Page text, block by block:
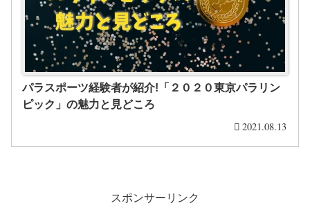
パラスポーツ経験者が紹介!「２０２０東京パラリン
ピック」の魅力と見どころ
2021.08.13
スポンサーリンク